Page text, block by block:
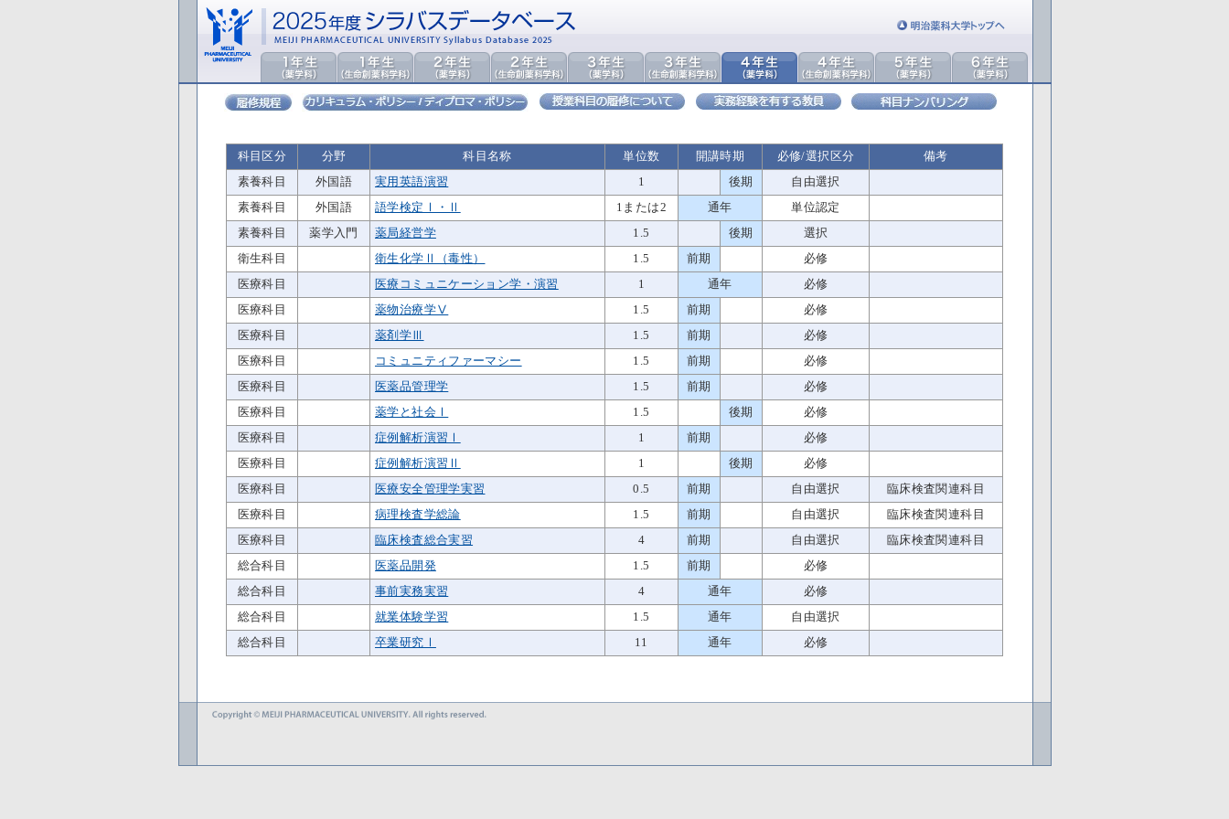
科目区分 分野 科目名称 単位数 開講時期 必修/選択区分
備考
素養科目
外国語 実用英語演習 1 後期
自由選択
素養科目
外国語 語学検定Ⅰ・Ⅱ 1または2 通年
単位認定
素養科目
薬学入門 薬局経営学 1.5 後期
選択
衛生科目
衛生化学Ⅱ（毒性） 1.5 前期
必修
医療科目
医療コミュニケーション学・演習 1 通年
必修
医療科目
薬物治療学Ⅴ 1.5 前期
必修
医療科目
薬剤学Ⅲ 1.5 前期
必修
医療科目
コミュニティファーマシー 1.5 前期
必修
医療科目
医薬品管理学 1.5 前期
必修
医療科目
薬学と社会Ⅰ 1.5 後期
必修
医療科目
症例解析演習Ⅰ 1 前期
必修
医療科目
症例解析演習Ⅱ 1 後期
必修
医療科目
医療安全管理学実習 0.5 前期 自由選択
臨床検査関連科目
医療科目
病理検査学総論 1.5 前期 自由選択
臨床検査関連科目
医療科目
臨床検査総合実習 4 前期 自由選択
臨床検査関連科目
総合科目
医薬品開発 1.5 前期
必修
総合科目
事前実務実習 4 通年
必修
総合科目
就業体験学習 1.5 通年
自由選択
総合科目
卒業研究Ⅰ 11 通年 必修